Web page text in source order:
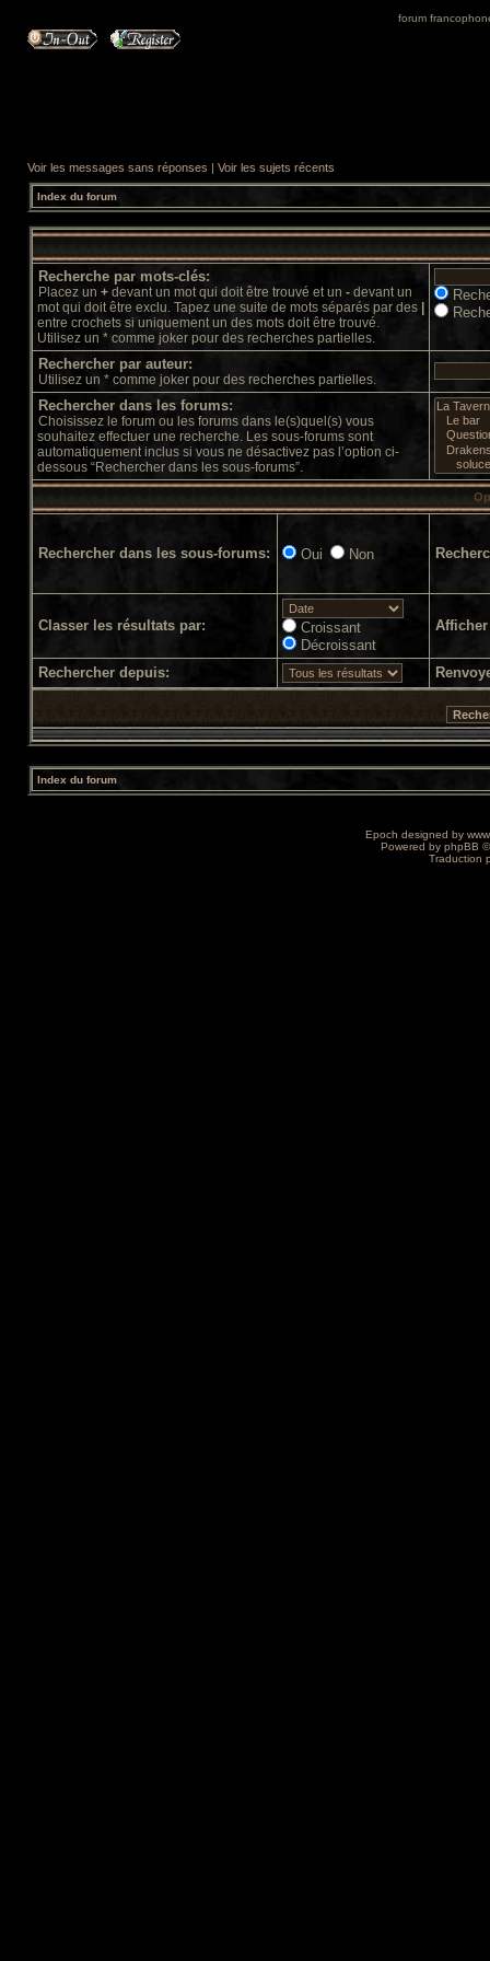
forum
Voir les messages sans réponses | Voir les sujets récents
Index du forum
Recherche par mots-clés:
Placez un + devant un mot qui doit être trouvé et un - devant un
mot qui doit être exclu. Tapez une suite de mots séparés par des
entre crochets si uniquement un des mots doit être trouvé.
Utilisez un * comme joker pour des recherches partielles.
Rechercher par auteur:
Utilisez un * comme joker pour des recherches partielles.
Rechercher dans les forums:
Choisissez le forum ou les forums dans le(s)quel(s) vous
souhaitez effectuer une recherche. Les sous-forums sont
automatiquement inclus si vous ne désactivez pas l’option ci-
dessous “Rechercher dans les sous-forums”.
Rechercher dans les sous-forums: Oui Non
Classer les résultats par:
Croissant
Décroissant
Rechercher depuis:
Index du forum
Epoch designed by
Powered by phpBB
Traduction